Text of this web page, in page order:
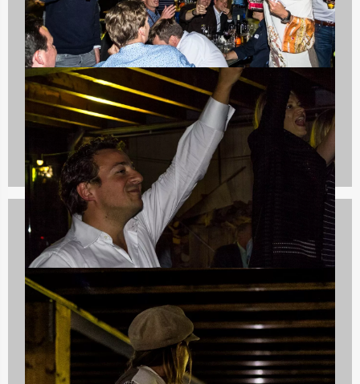
Bedrijfsuitjes
920 uitjes
Avondarrangementen
846 uitjes